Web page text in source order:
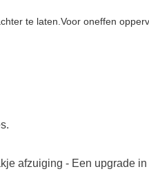
te laten.Voor oneffen
afzuiging - Een upgrade